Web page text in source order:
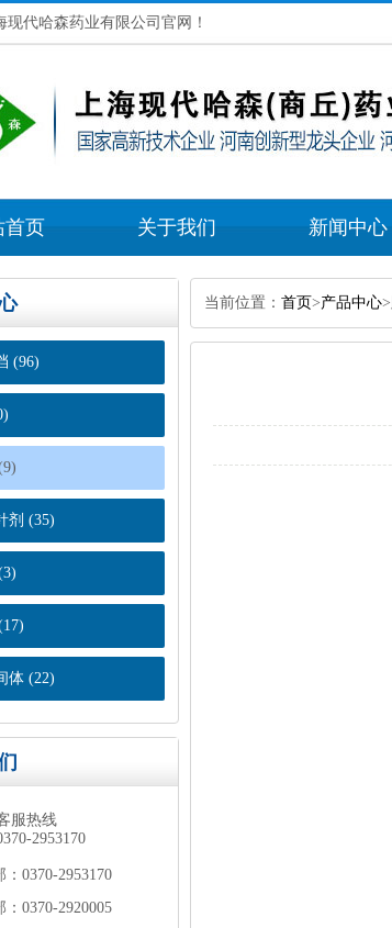
现代哈森药业有限公司官网！
首页 关于我们 新闻中心
(96)
剂(35)
体(22)
服热线
2953170
0370-2953170
0370-2920005
当前位置： 首页>产品中心>